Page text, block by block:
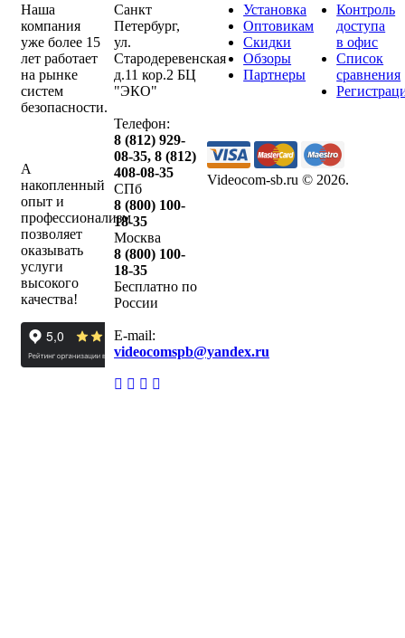
Наша
компания
уже более 15
лет работает
на рынке
систем
безопасности.
А
накопленный
опыт и
профессионализм
позволяет
оказывать
услуги
высокого
качества!
Санкт
Петербург,
ул.
Стародеревенская
д.11 кор.2 БЦ
"ЭКО"
Телефон:
8 (812) 929-
08-35,8 (812)
408-08-35
СПб
8 (800) 100-
18-35
Москва
8 (800) 100-
18-35
Бесплатно по
России
E-mail:
videocomspb@yandex.ru
Установка
Оптовикам
Скидки
Обзоры
Партнеры
Контроль
доступа
в офис
Список
сравнения
Videocom-sb.ru © 2026.